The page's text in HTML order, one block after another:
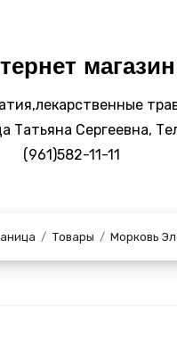
магазин
Татьяна Сергеевна,
(961)582-11-11
Товары Морковь